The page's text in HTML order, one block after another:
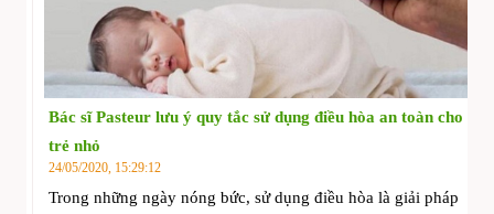
Bác sĩ Pasteur lưu ý quy tắc sử dụng điều hòa an toàn cho
trẻ nhỏ
24/05/2020, 15:29:12
Trong những ngày nóng bức, sử dụng điều hòa là giải pháp